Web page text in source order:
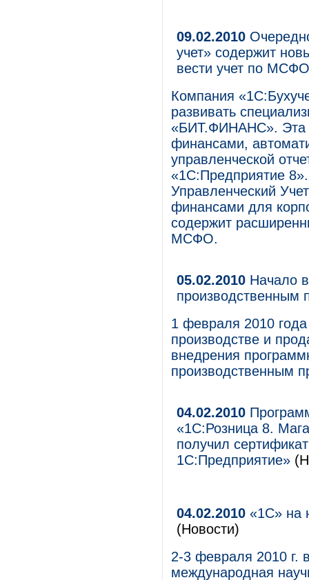
09.02.2010
учет» содержит
вести учет по МСФО
Компания
развивать
«БИТ.ФИНАНС». Эта
финансами,
управленческой
«1С:Предприятие
Управленческий
финансами для
содержит
МСФО.
05.02.2010 Начало
производственным
1 февраля 2010
производстве и
внедрения
производственным
04.02.2010
«1С:Розница 8.
получил
1С:Предприятие»
04.02.2010 «1С» на
(Новости)
2-3 февраля 2010 г.
международная